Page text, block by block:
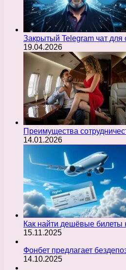
Закрытый Telegram чат
19.04.2026
Преимущества
14.01.2026
Как найти дешёвые
15.11.2025
Фонбет предлагает
14.10.2025